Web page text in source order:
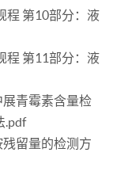
程 第10部分：液
程 第11部分：液
青霉素含量检
.pdf
留量的检测方